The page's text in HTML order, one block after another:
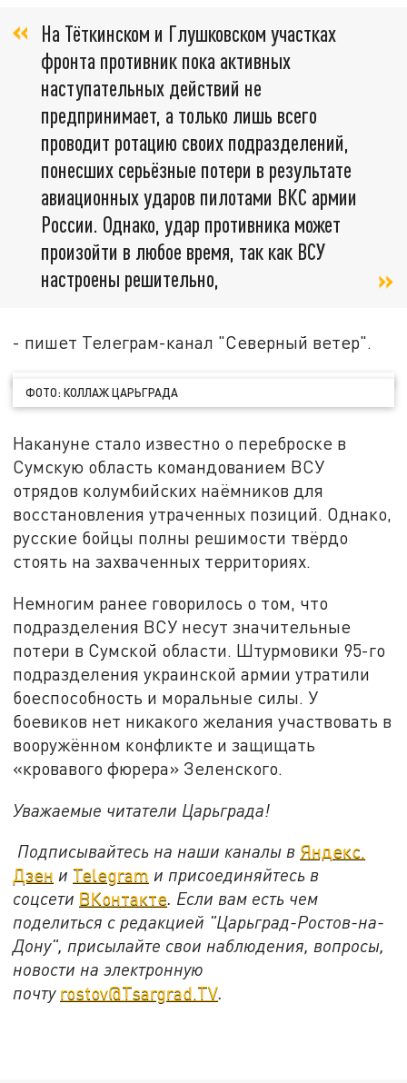
На Тёткинском и Глушковском участках
фронта противник пока активных
наступательных действий не
предпринимает, а только лишь всего
проводит ротацию своих подразделений,
понесших серьёзные потери в результате
авиационных ударов пилотами ВКС армии
России. Однако, удар противника может
произойти в любое время, так как ВСУ
настроены решительно,
- пишет Телеграм-канал "Северный ветер".
ФОТО: КОЛЛАЖ ЦАРЬГРАДА
Накануне стало известно о переброске в
Сумскую область командованием ВСУ
отрядов колумбийских наёмников для
восстановления утраченных позиций. Однако,
русские бойцы полны решимости твёрдо
стоять на захваченных территориях.
Немногим ранее говорилось о том, что
подразделения ВСУ несут значительные
потери в Сумской области. Штурмовики 95-го
подразделения украинской армии утратили
боеспособность и моральные силы. У
боевиков нет никакого желания участвовать в
вооружённом конфликте и защищать
«кровавого фюрера» Зеленского.
Уважаемые читатели Царьграда!
Подписывайтесь на наши каналы в Яндекс.
Дзен и Telegram и присоединяйтесь в
соцсети ВКонтакте. Если вам есть чем
поделиться с редакцией "Царьград-Ростов-на-
Дону", присылайте свои наблюдения, вопросы,
новости на электронную
почту rostov@Tsargrad.ТV.